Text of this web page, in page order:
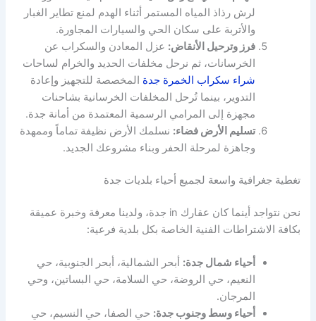
لرش رذاذ المياه المستمر أثناء الهدم لمنع تطاير الغبار
والأتربة على سكان الحي والسيارات المجاورة.
فرز وترحيل الأنقاض: عزل المعادن والسكراب عن
الخرسانات، ثم نرحل مخلفات الحديد والخرام لساحات
شراء سكراب الخمرة جدة المخصصة للتجهيز وإعادة
التدوير، بينما تُرحل المخلفات الخرسانية بشاحنات
مجهزة إلى المرامي الرسمية المعتمدة من أمانة جدة.
تسليم الأرض فضاء: نسلمك الأرض نظيفة تماماً وممهدة
وجاهزة لمرحلة الحفر وبناء مشروعك الجديد.
تغطية جغرافية واسعة لجميع أحياء بلديات جدة
نحن نتواجد أينما كان عقارك in جدة، ولدينا معرفة وخبرة عميقة
بكافة الاشتراطات الفنية الخاصة بكل بلدية فرعية:
أحياء شمال جدة: أبحر الشمالية، أبحر الجنوبية، حي
النعيم، حي الروضة، حي السلامة، حي البساتين، وحي
المرجان.
أحياء وسط وجنوب جدة: حي الصفا، حي النسيم، حي